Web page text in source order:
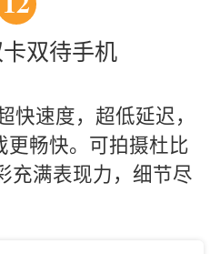
双待手机
快速度，超低延迟，
更畅快。可拍摄杜比
充满表现力，细节尽